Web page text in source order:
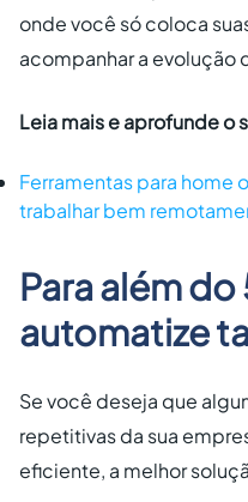
onde você só coloca
acompanhar a evolução
Leia mais e aprofunde o
Ferramentas para home
trabalhar bem
Para além do
automatize
Se você deseja que
repetitivas da sua
eficiente, a melhor